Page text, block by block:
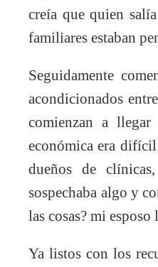
creía que quien
familiares estaban
Seguidamente
acondicionados
comienzan a
económica era
dueños de
sospechaba algo y
las cosas? mi
Ya listos con los